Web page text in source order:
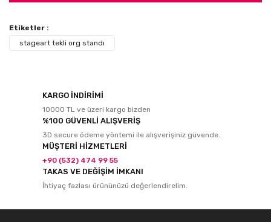
Etiketler :
stageart tekli org standı
KARGO İNDİRİMİ
10000 TL ve üzeri kargo bizden
%100 GÜVENLİ ALIŞVERİŞ
3D secure ödeme yöntemi ile alışverişiniz güvende.
MÜŞTERİ HİZMETLERİ
+90 (532) 474 99 55
TAKAS VE DEĞİŞİM İMKANI
İhtiyaç fazlası ürününüzü değerlendirelim.